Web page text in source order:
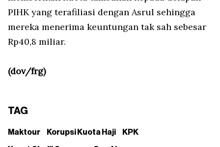
PIHK yang terafiliasi dengan Asrul sehingga
mereka menerima keuntungan tak sah sebesar
Rp40,8 miliar.
(dov/frg)
TAG
Maktour Korupsi Kuota Haji KPK